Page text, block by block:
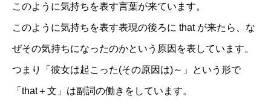
このように気持ちを表す言葉が来ています。
このように気持ちを表す表現の後ろに that が来たら、な
ぜその気持ちになったのかという原因を表しています。
つまり「彼女は起こった(その原因は)～」という形で
「that＋文」は副詞の働きをしています。